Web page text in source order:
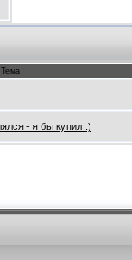
Тема
- я бы купил :)